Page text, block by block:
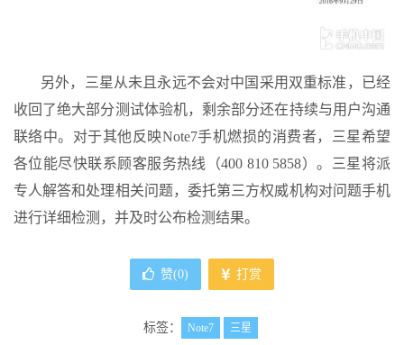
另外，三星从未且永远不会对中国采用双重标准，已经
收回了绝大部分测试体验机，剩余部分还在持续与用户沟通
联络中。对于其他反映Note7手机燃损的消费者，三星希望
各位能尽快联系顾客服务热线（400 810 5858）。三星将派
专人解答和处理相关问题，委托第三方权威机构对问题手机
进行详细检测，并及时公布检测结果。
赞(0) 打赏
标签： Note7 三星